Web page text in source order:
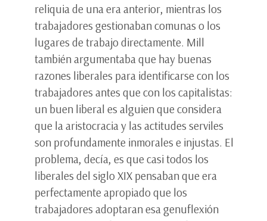
reliquia de una era anterior, mientras los
trabajadores gestionaban comunas o los
lugares de trabajo directamente. Mill
también argumentaba que hay buenas
razones liberales para identificarse con los
trabajadores antes que con los capitalistas:
un buen liberal es alguien que considera
que la aristocracia y las actitudes serviles
son profundamente inmorales e injustas. El
problema, decía, es que casi todos los
liberales del siglo XIX pensaban que era
perfectamente apropiado que los
trabajadores adoptaran esa genuflexión